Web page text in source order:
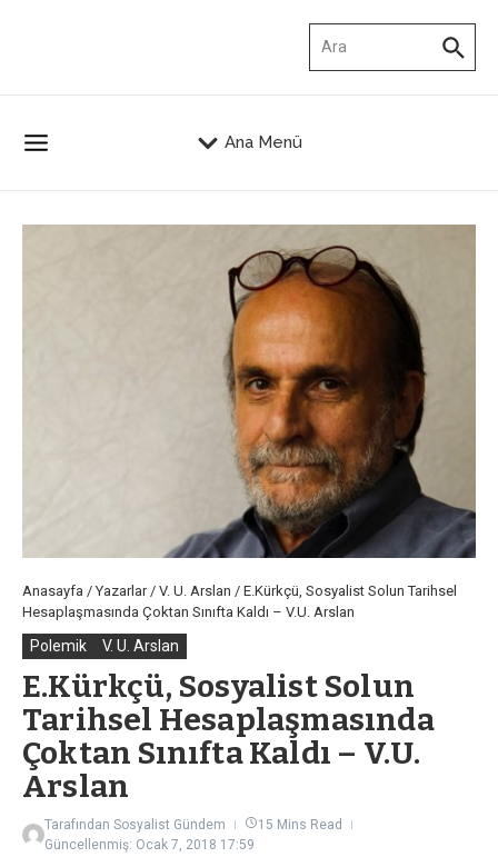
Ana Menü
Anasayfa /Yazarlar/ V. U. Arslan / E.Kürkçü, Sosyalist Solun Tarihsel
Hesaplaşmasında Çoktan Sınıfta Kaldı – V.U. Arslan
Polemik V. U. Arslan
E.Kürkçü, Sosyalist Solun
Tarihsel Hesaplaşmasında
Çoktan Sınıfta Kaldı – V.U.
Arslan
Tarafından Sosyalist Gündem
15 Mins Read
Güncellenmiş: Ocak 7, 2018 17:59